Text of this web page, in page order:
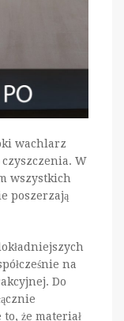
wachlarz
W
wszystkich
poszerzają
na
Do
że materiał